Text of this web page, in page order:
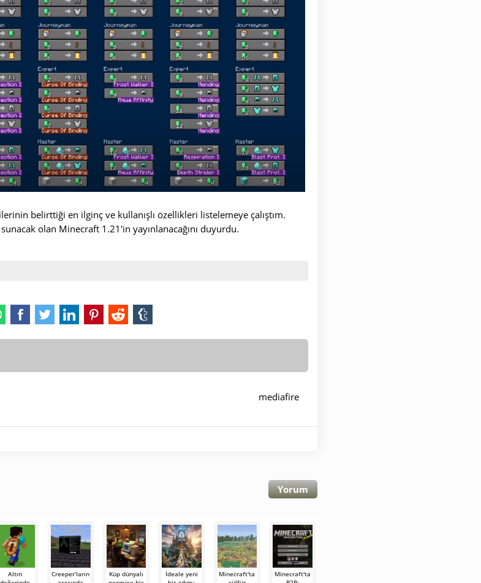
belirttiği en ilginç ve kullanışlı özellikleri listelemeye çalıştım.
olan Minecraft 1.21'in yayınlanacağını duyurdu.
mediafire
Yorum
Altın
Creeper’ların
Küp dünyalı
İdeale yeni
Minecraft'ta
Minecraft'ta